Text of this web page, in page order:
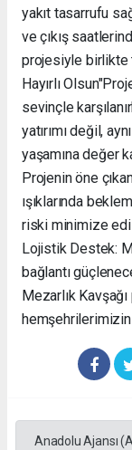
yakıt tasarrufu
ve çıkış
projesiyle birlikte
Hayırlı Olsun"
sevinçle
yatırımı değil,
yaşamına değer
Projenin öne
ışıklarında
riski minimize
Lojistik Destek:
bağlantı
Mezarlık
hemşehrilerimizin
Anadolu Ajansı